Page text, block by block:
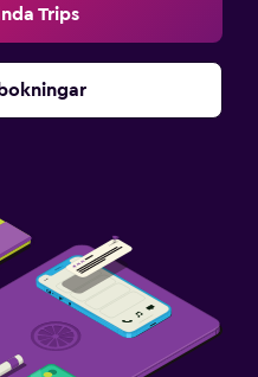
Trips